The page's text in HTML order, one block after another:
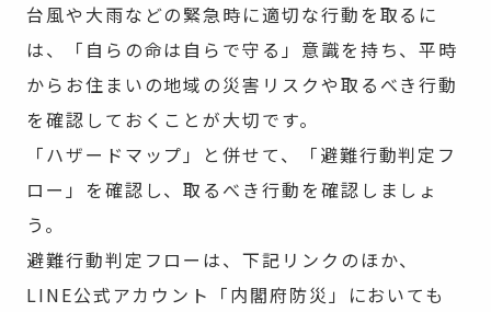
台風や大雨などの緊急時に適切な行動を取るに
は、「自らの命は自らで守る」意識を持ち、平時
からお住まいの地域の災害リスクや取るべき行動
を確認しておくことが大切です。
「ハザードマップ」と併せて、「避難行動判定フ
ロー」を確認し、取るべき行動を確認しましょ
う。
避難行動判定フローは、下記リンクのほか、
LINE公式アカウント「内閣府防災」においても